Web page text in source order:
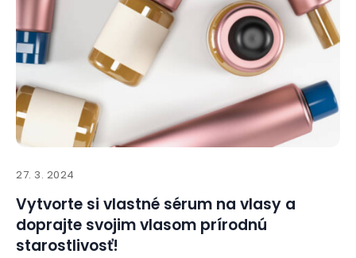
27. 3. 2024
Vytvorte si vlastné sérum na vlasy a
doprajte svojim vlasom prírodnú
starostlivosť!